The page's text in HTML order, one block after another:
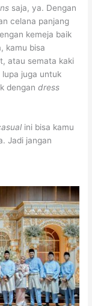
saja, ya. Dengan
celana panjang
kemeja baik
kamu bisa
atau semata kaki
lupa juga untuk
dengandress
ini bisa kamu
Jadi jangan